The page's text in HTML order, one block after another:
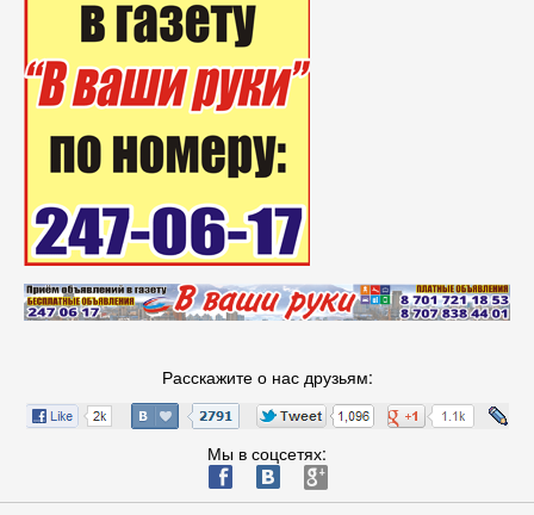
Расскажите о нас друзьям:
Мы в соцсетях:
ä æ è